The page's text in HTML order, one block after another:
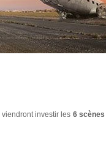
investir les 6 scènes